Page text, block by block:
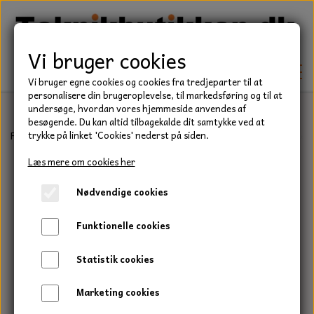
TEKNIK
KILEREMME
LEJER
PAKDÅSER
LÅSERINGE
BEFÆSTELSE
HAVE/PARK
UNIVERSALE REMME TIL PLÆNEKLIPPER OG
HAVETRAKTOR
TRAKTOR/ENTREPRENØR
Forside Befæstelse Bolte Stålsætbolt, Elgalvaniseret, Kvalitet
Vi bruger cookies
Vi bruger egne cookies og cookies fra tredjeparter til at
personalisere din brugeroplevelse, til markedsføring og til at
undersøge, hvordan vores hjemmeside anvendes af
besøgende. Du kan altid tilbagekalde dit samtykke ved at
trykke på linket 'Cookies' nederst på siden.
Læs mere om cookies her
Nødvendige cookies
Funktionelle cookies
Statistik cookies
Marketing cookies